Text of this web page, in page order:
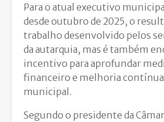
Para o atual executivo
desde outubro de 2025, o
trabalho desenvolvido pelos
da autarquia, mas é também
incentivo para aprofundar
financeiro e melhoria contínua
municipal.
Segundo o presidente da